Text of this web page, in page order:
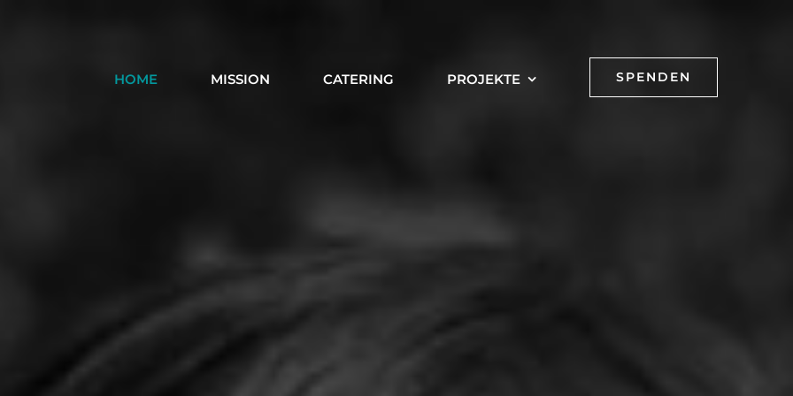
HOME MISSION CATERING PROJEKTE SPENDEN